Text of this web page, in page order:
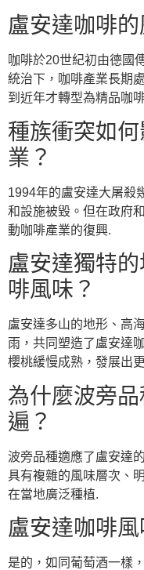
盧安達咖啡
咖啡於20世紀初由德國
統治下，咖啡產業長期
到近年才轉型為精品咖
種族衝突如
業？
1994年的盧安達大屠殺
和設施被毀。但在政府
動咖啡產業的復興.
盧安達獨特
啡風味？
盧安達多山的地形、高
雨，共同塑造了盧安達
櫻桃緩慢成熟，發展出
為什麼波旁
遍？
波旁品種適應了盧安達
具有複雜的風味層次、
在當地廣泛種植.
盧安達咖啡
是的，如同葡萄酒一樣